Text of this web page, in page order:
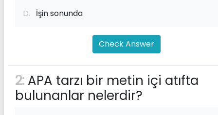
D. İşin sonunda
Check Answer
2: APA tarzı bir metin içi atıfta
bulunanlar nelerdir?